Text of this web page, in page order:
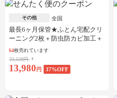
その他 全国
最長6ヶ月保管★ふとん宅配クリ
ーニング2枚＋防虫防カビ加工＋
しみ抜き
64枚売れています
22,528円
13,980 円 37%OFF